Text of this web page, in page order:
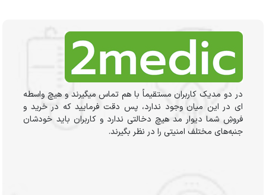
در دو مدیک کاربران مستقیماً با هم تماس میگیرند و هیچ واسطه
ای در این میان وجود ندارد، پس دقت فرمایید که در خرید و
فروشِ شما دیوار مد هیچ دخالتی ندارد و کاربران باید خودشان
جنبه‌های مختلف امنیتی را در نظر بگیرند.